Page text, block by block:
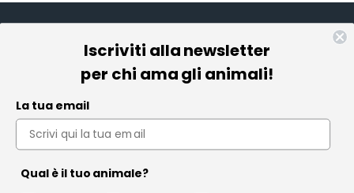
Account
Contact us
Iscriviti alla newsletter
per chi ama gli animali!
La tua email
Qual è il tuo animale?